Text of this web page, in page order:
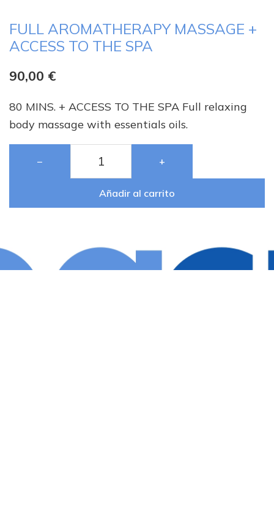
FULL AROMATHERAPY MASSAGE +
ACCESS TO THE SPA
90,00 €
80 MINS. + ACCESS TO THE SPA Full relaxing
body massage with essentials oils.
− +
Añadir al carrito